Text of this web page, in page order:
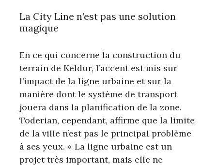
La City Line n’est pas une solution
magique
En ce qui concerne la construction du
terrain de Keldur, l’accent est mis sur
l’impact de la ligne urbaine et sur la
manière dont le système de transport
jouera dans la planification de la zone.
Toderian, cependant, affirme que la limite
de la ville n’est pas le principal problème
à ses yeux. « La ligne urbaine est un
projet très important, mais elle ne